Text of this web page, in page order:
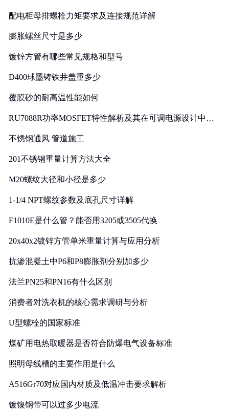
配电柜母排螺栓力矩要求及连接规范详解
膨胀螺丝尺寸是多少
镀锌方管有哪些常见规格和型号
D400球墨铸铁井盖重多少
覆膜砂的耐高温性能如何
RU7088R功率MOSFET特性解析及其在可调电源设计中的
不锈钢通风 管道施工
201不锈钢重量计算方法大全
M20螺纹大径和小径是多少
1-1/4 NPT螺纹参数及底孔尺寸详解
F1010E是什么管？能否用3205或3505代换
20x40x2镀锌方管单米重量计算与应用分析
抗渗混凝土中P6和P8膨胀剂分别加多少
法兰PN25和PN16有什么区别
消费者对洗衣机的核心需求调研与分析
U型螺栓的国家标准
煤矿用电热取暖器是否符合防爆电气设备标准
照明母线槽的主要作用是什么
A516Gr70对应国内材质及低温冲击要求解析
镀镍钢带可以过多少电流